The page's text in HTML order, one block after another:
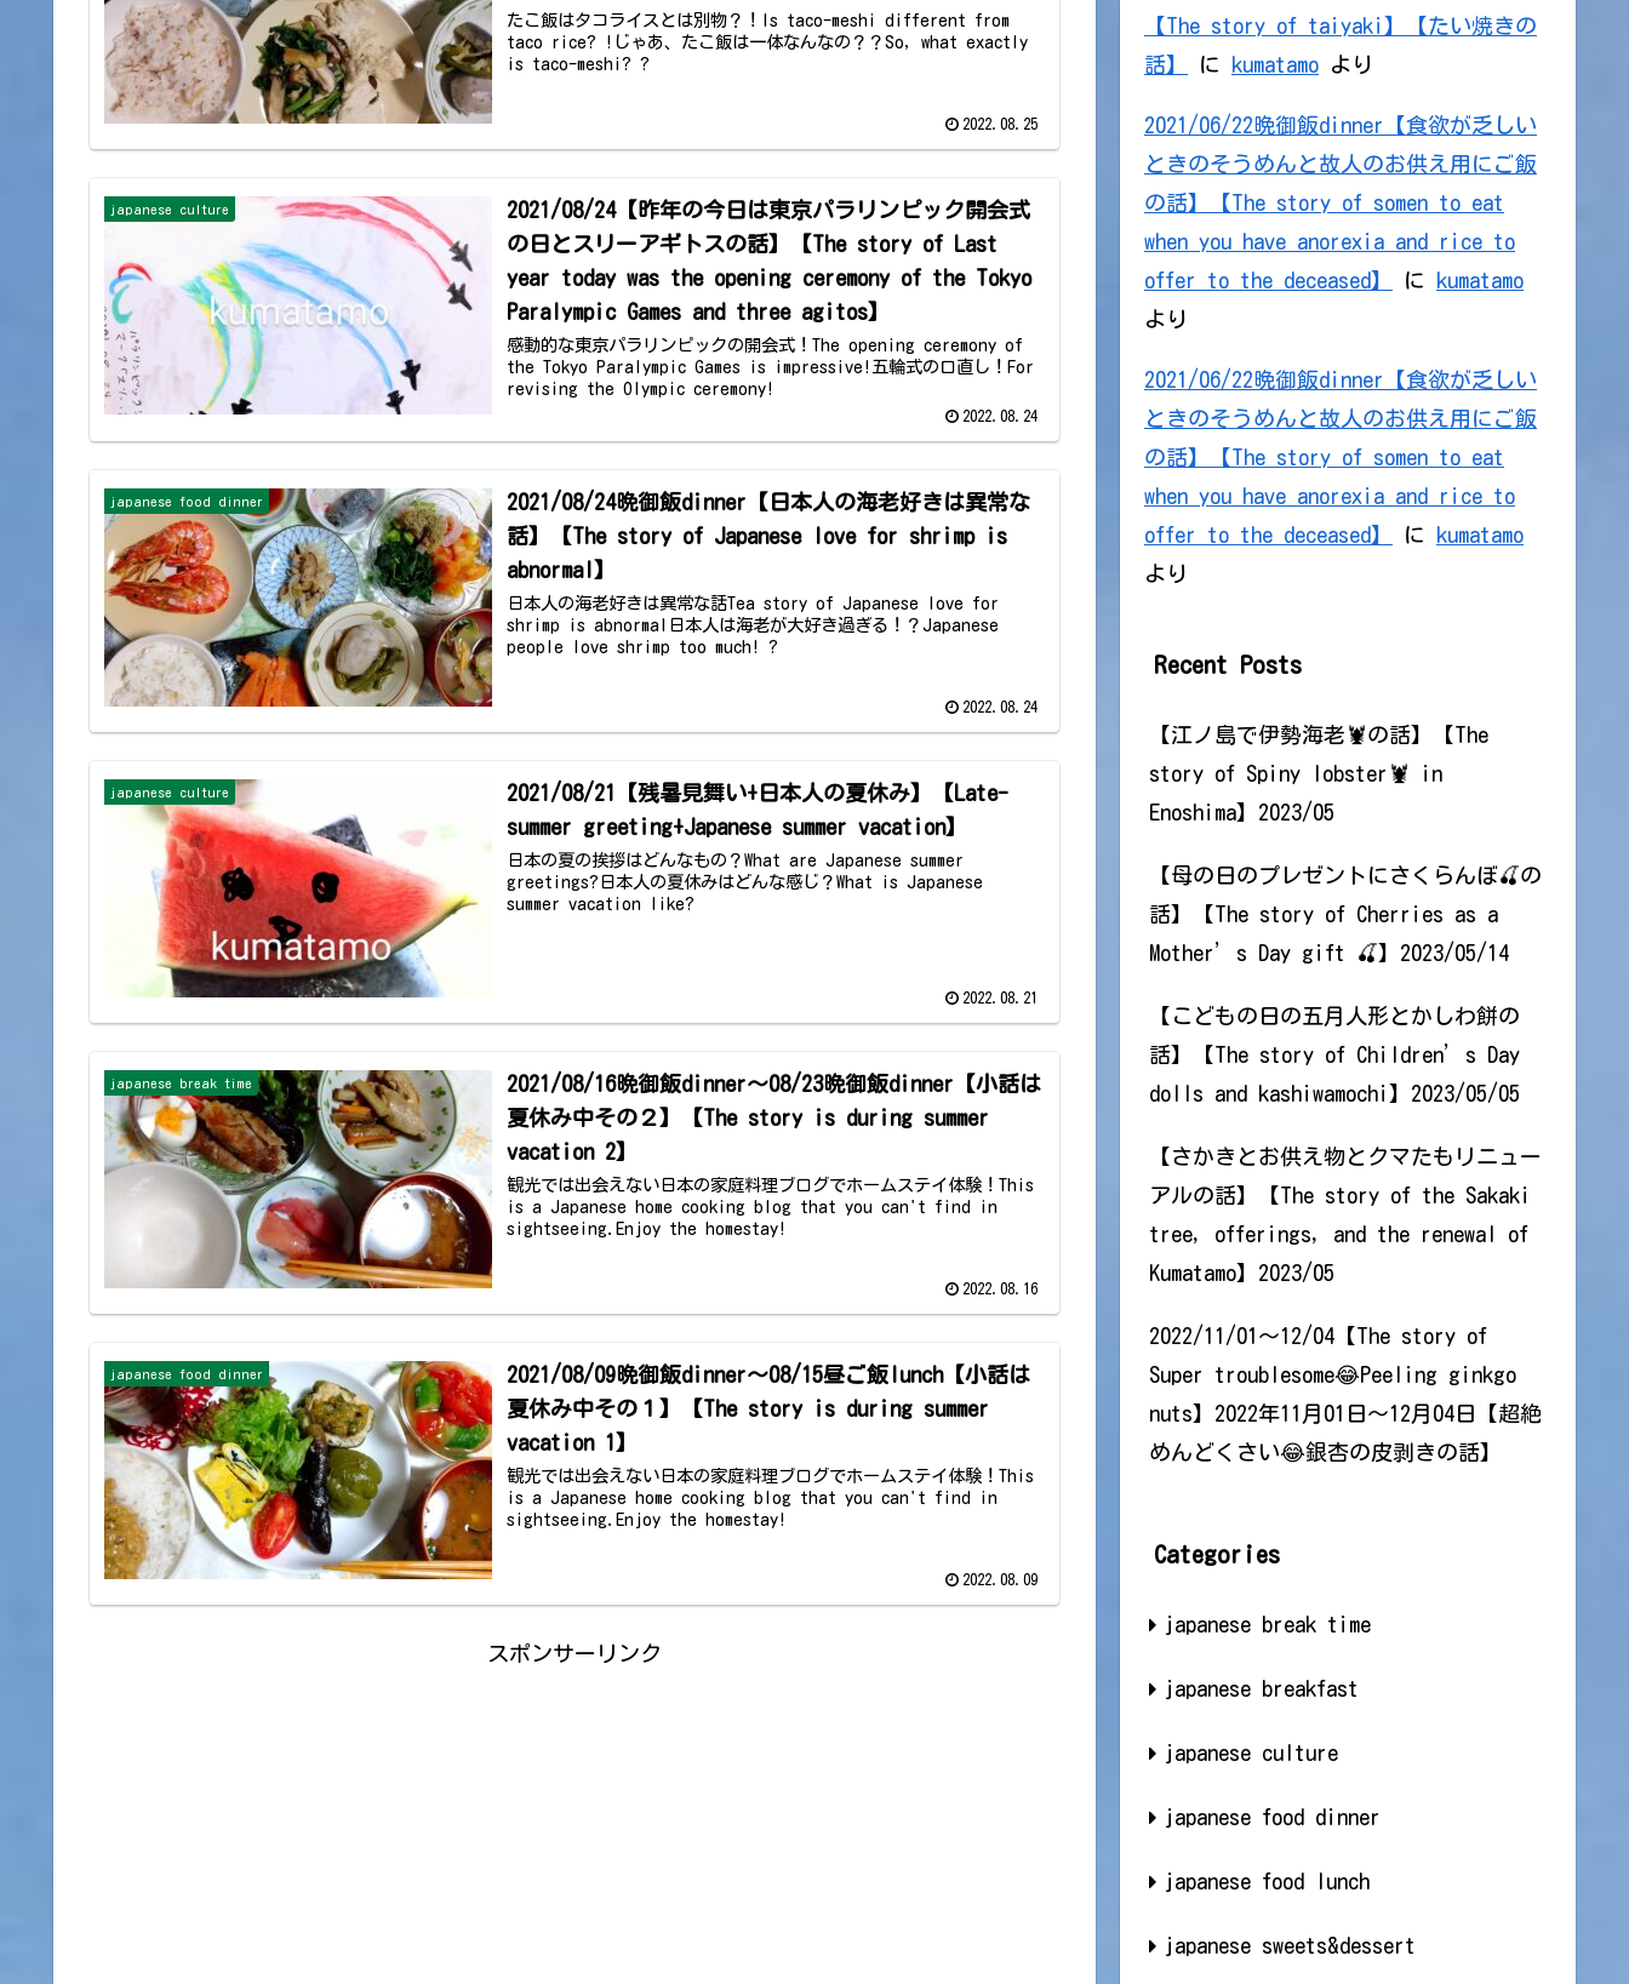
たこ飯はタコライスとは別物？！Is taco-meshi different from
taco rice? !じゃあ、たこ飯は一体なんなの？？So, what exactly
is taco-meshi? ?
2022.08.25
japanese culture
2021/08/24【昨年の今日は東京パラリンピック開会式
の日とスリーアギトスの話】【The story of Last
year today was the opening ceremony of the Tokyo
Paralympic Games and three agitos】
感動的な東京パラリンピックの開会式！The opening ceremony of
the Tokyo Paralympic Games is impressive!五輪式の口直し！For
revising the Olympic ceremony!
2022.08.24
japanese food dinner
2021/08/24晩御飯dinner【日本人の海老好きは異常な
話】【The story of Japanese love for shrimp is
abnormal】
日本人の海老好きは異常な話Tea story of Japanese love for
shrimp is abnormal日本人は海老が大好き過ぎる！？Japanese
people love shrimp too much! ?
2022.08.24
japanese culture
2021/08/21【残暑見舞い+日本人の夏休み】【Late-
summer greeting+Japanese summer vacation】
日本の夏の挨拶はどんなもの？What are Japanese summer
greetings?日本人の夏休みはどんな感じ？What is Japanese
summer vacation like?
2022.08.21
japanese break time
2021/08/16晩御飯dinner～08/23晩御飯dinner【小話は
夏休み中その２】【The story is during summer
vacation 2】
観光では出会えない日本の家庭料理ブログでホームステイ体験！This
is a Japanese home cooking blog that you can't find in
sightseeing.Enjoy the homestay!
2022.08.16
japanese food dinner
2021/08/09晩御飯dinner～08/15昼ご飯lunch【小話は
夏休み中その１】【The story is during summer
vacation 1】
観光では出会えない日本の家庭料理ブログでホームステイ体験！This
is a Japanese home cooking blog that you can't find in
sightseeing.Enjoy the homestay!
2022.08.09
スポンサーリンク
【The story of taiyaki】【たい焼きの
話】
に kumatamo より
2021/06/22晩御飯dinner【食欲が乏しい
ときのそうめんと故人のお供え用にご飯
の話】【The story of somen to eat
when you have anorexia and rice to
offer to the deceased】
に
kumatamo
より
2021/06/22晩御飯dinner【食欲が乏しい
ときのそうめんと故人のお供え用にご飯
の話】【The story of somen to eat
when you have anorexia and rice to
offer to the deceased】
に
kumatamo
より
Recent Posts
【江ノ島で伊勢海老🦞の話】【The
story of Spiny lobster🦞 in
Enoshima】2023/05
【母の日のプレゼントにさくらんぼ🍒の
話】【The story of Cherries as a
Mother’s Day gift 🍒】2023/05/14
【こどもの日の五月人形とかしわ餅の
話】【The story of Children’s Day
dolls and kashiwamochi】2023/05/05
【さかきとお供え物とクマたもリニュー
アルの話】【The story of the Sakaki
tree, offerings, and the renewal of
Kumatamo】2023/05
2022/11/01～12/04【The story of
Super troublesome😂Peeling ginkgo
nuts】2022年11月01日～12月04日【超絶
めんどくさい😂銀杏の皮剥きの話】
Categories
japanese break time
japanese breakfast
japanese culture
japanese food dinner
japanese food lunch
japanese sweets&dessert